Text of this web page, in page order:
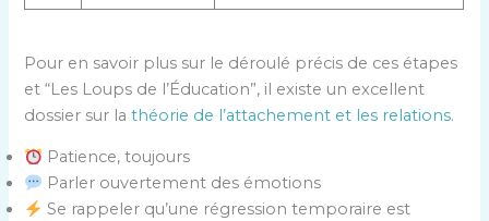
Pour en savoir plus sur le déroulé précis de ces étapes
et “Les Loups de l’Éducation”, il existe un excellent
dossier sur lathéorie de l’attachement et les relations.
Patience, toujours
Parler ouvertement des émotions
Se rappeler qu’une régression temporaire est